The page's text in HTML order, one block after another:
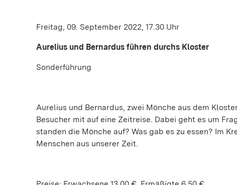
Freitag, 09. September 2022, 17.30 Uhr
Aurelius und Bernardus führen durchs Kloster
Sonderführung
Aurelius und Bernardus, zwei Mönche aus dem
Besucher mit auf eine Zeitreise. Dabei geht es um
standen die Mönche auf? Was gab es zu essen? Im
Menschen aus unserer Zeit.